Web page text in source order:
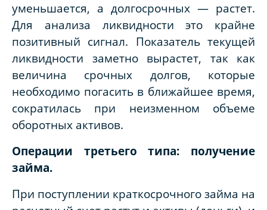
уменьшается, а долгосрочных — растет.
Для анализа ликвидности это крайне
позитивный сигнал. Показатель текущей
ликвидности заметно вырастет, так как
величина срочных долгов, которые
необходимо погасить в ближайшее время,
сократилась при неизменном объеме
оборотных активов.
Операции третьего типа: получение
займа.
При поступлении краткосрочного займа на